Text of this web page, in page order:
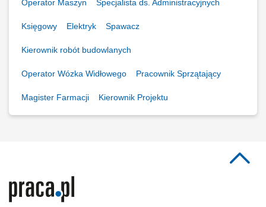
Operator Maszyn Specjalista ds. Administracyjnych
Księgowy Elektryk Spawacz
Kierownik robót budowlanych
Operator Wózka Widłowego Pracownik Sprzątający
Magister Farmacji Kierownik Projektu